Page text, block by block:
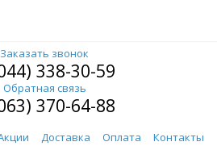
Заказать звонок
338-30-59
Обратная связь
370-64-88
Доставка Оплата Контакты